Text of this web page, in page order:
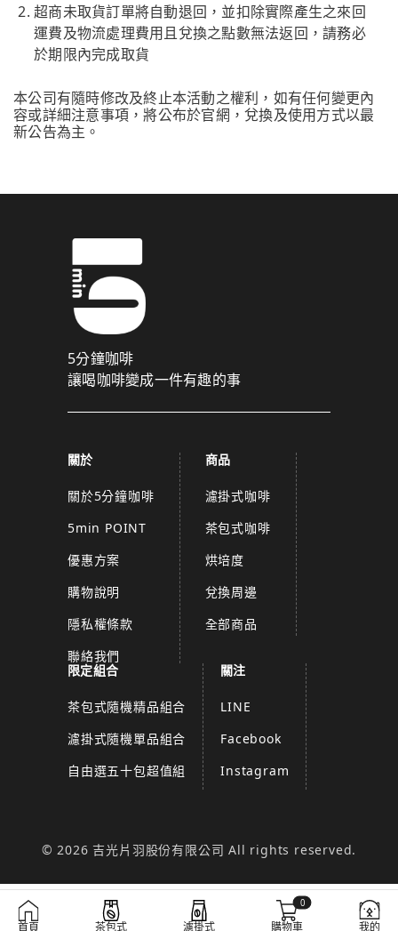
超商未取貨訂單將自動退回，並扣除實際產生之來回
運費及物流處理費用且兌換之點數無法返回，請務必
於期限內完成取貨
本公司有隨時修改及終止本活動之權利，如有任何變更內
容或詳細注意事項，將公布於官網，兌換及使用方式以最
新公告為主。
5分鐘咖啡
讓喝咖啡變成一件有趣的事
關於
關於5分鐘咖啡
5min POINT
優惠方案
購物說明
隱私權條款
聯絡我們
商品
濾掛式咖啡
茶包式咖啡
烘培度
兌換周邊
全部商品
限定組合
茶包式隨機精品組合
濾掛式隨機單品組合
自由選五十包超值組
關注
LINE
Facebook
Instagram
© 2026 吉光片羽股份有限公司 All rights reserved.
首頁 茶包式 濾掛式 購物車
0
我的